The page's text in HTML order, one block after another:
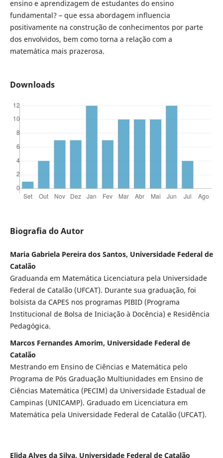
ensino e aprendizagem de estudantes do ensino
fundamental? – que essa abordagem influencia
positivamente na construção de conhecimentos por parte
dos envolvidos, bem como torna a relação com a
matemática mais prazerosa.
Downloads
Biografia do Autor
Maria Gabriela Pereira dos Santos, Universidade Federal de
Catalão
Graduanda em Matemática Licenciatura pela Universidade
Federal de Catalão (UFCAT). Durante sua graduação, foi
bolsista da CAPES nos programas PIBID (Programa
Institucional de Bolsa de Iniciação à Docência) e Residência
Pedagógica.
Marcos Fernandes Amorim, Universidade Federal de
Catalão
Mestrando em Ensino de Ciências e Matemática pelo
Programa de Pós Graduação Multiunidades em Ensino de
Ciências Matemática (PECIM) da Universidade Estadual de
Campinas (UNICAMP). Graduado em Licenciatura em
Matemática pela Universidade Federal de Catalão (UFCAT).
Elida Alves da Silva, Universidade Federal de Catalão